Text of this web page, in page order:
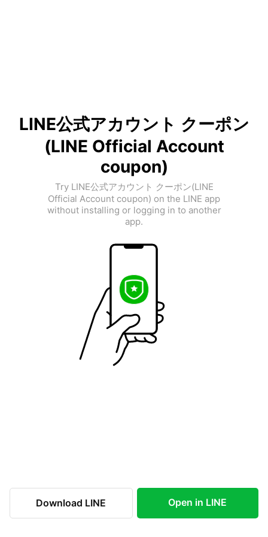
LINE公式アカウント クーポン
(LINE Official Account
coupon)
Try LINE公式アカウント クーポン(LINE
Official Account coupon) on the LINE app
without installing or logging in to another
app.
Download LINE Open in LINE